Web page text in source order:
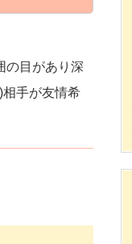
の目があり深
手が友情希